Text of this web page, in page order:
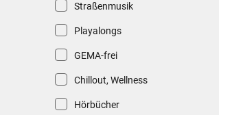
Straßenmusik
Playalongs
GEMA-frei
Chillout, Wellness
Hörbücher